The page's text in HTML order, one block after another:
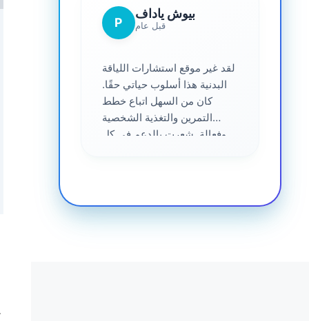
P
بيوش ياداف
قبل عام
لقد غير موقع استشارات اللياقة
البدنية هذا أسلوب حياتي حقًا.
كان من السهل اتباع خطط
التمرين والتغذية الشخصية
وفعالة. شعرت بالدعم في كل